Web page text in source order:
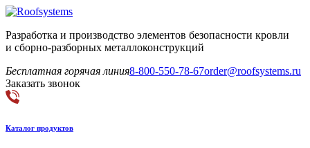
Разработка и производство элементов безопасности кровли
и сборно-разборных металлоконструкций
Бесплатная горячая линия8-800-550-78-67order@roofsystems.ru
Заказать звонок
Каталог продуктов